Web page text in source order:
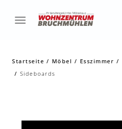
Startseite Möbel Esszimmer
Sideboards